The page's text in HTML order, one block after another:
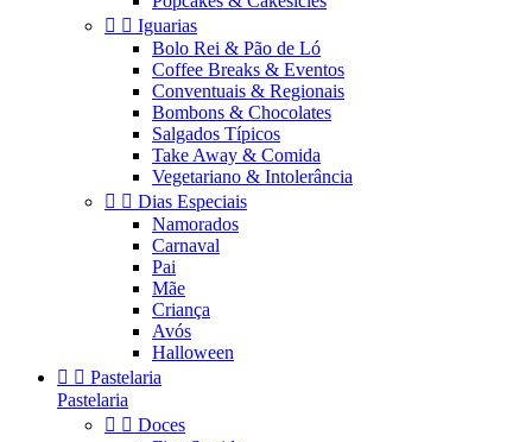
  Iguarias
Bolo Rei & Pão de Ló
Coffee Breaks & Eventos
Conventuais & Regionais
Bombons & Chocolates
Salgados Típicos
Take Away & Comida
Vegetariano & Intolerância
  Dias Especiais
Namorados
Carnaval
Pai
Mãe
Criança
Avós
Halloween
  Pastelaria
Pastelaria
  Doces